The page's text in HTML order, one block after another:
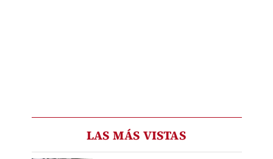
LAS MÁS VISTAS